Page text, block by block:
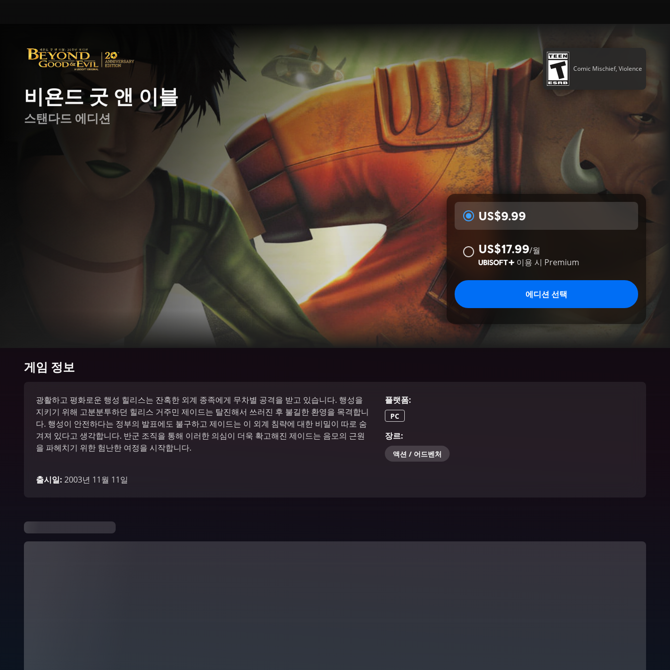
비욘드 굿 앤 이블
스탠다드 에디션
Comic Mischief, Violence
US$9.99
US$17.99/월
이용 시 Premium
에디션 선택
게임 정보
광활하고 평화로운 행성 힐리스는 잔혹한 외계 종족에게 무차별 공격을 받고 있습니다. 행성을
지키기 위해 고분분투하던 힐리스 거주민 제이드는 탈진해서 쓰러진 후 불길한 환영을 목격합니
다. 행성이 안전하다는 정부의 발표에도 불구하고 제이드는 이 외계 침략에 대한 비밀이 따로 숨
겨져 있다고 생각합니다. 반군 조직을 통해 이러한 의심이 더욱 확고해진 제이드는 음모의 근원
을 파헤치기 위한 험난한 여정을 시작합니다.
출시일: 2003년 11월 11일
플랫폼:
PC
장르:
액션 / 어드벤처